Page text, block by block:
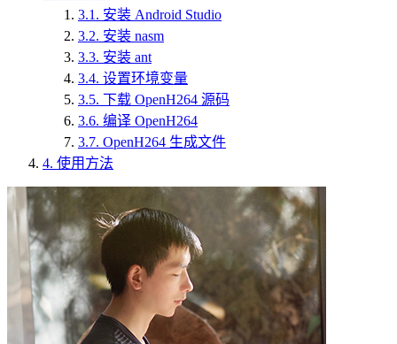
3.1. 安装 Android Studio
3.2. 安装 nasm
3.3. 安装 ant
3.4. 设置环境变量
3.5. 下载 OpenH264 源码
3.6. 编译 OpenH264
3.7. OpenH264 生成文件
4. 使用方法